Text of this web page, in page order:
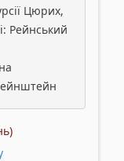
Цюрих,
Рейнський